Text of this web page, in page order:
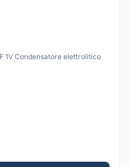
1V Condensatore elettrolitico